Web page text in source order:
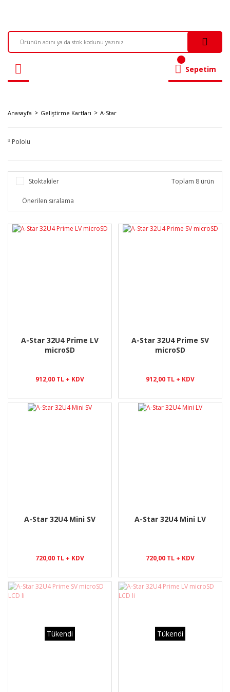
Sepetim
Anasayfa Geliştirme Kartları A-Star
Pololu
Stoktakiler Toplam 8 ürün
A-Star 32U4 Prime LV
microSD
912,00 TL + KDV
A-Star 32U4 Prime SV
microSD
912,00 TL + KDV
A-Star 32U4 Mini SV
720,00 TL + KDV
A-Star 32U4 Mini LV
720,00 TL + KDV
Tükendi Tükendi